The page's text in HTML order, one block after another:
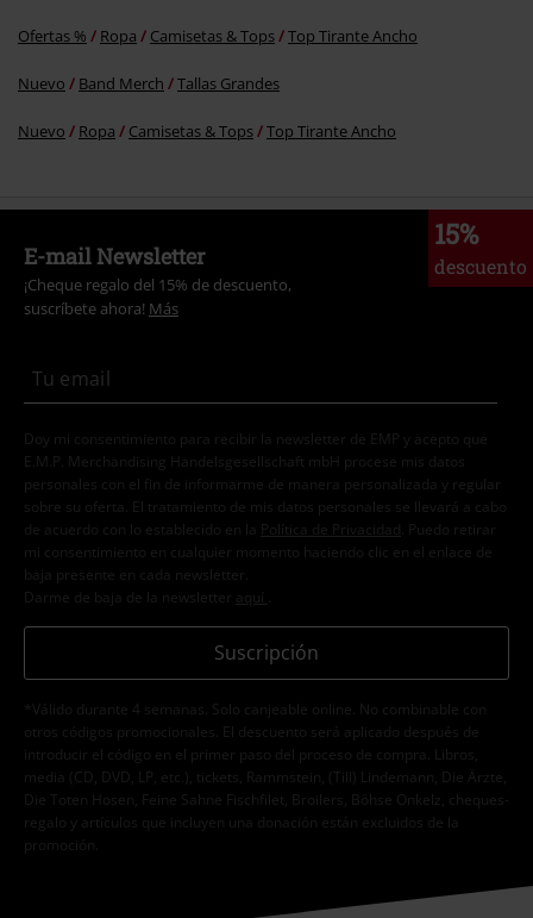
Ofertas % Ropa Camisetas & Tops Top Tirante Ancho
Nuevo Band Merch Tallas Grandes
Nuevo Ropa Camisetas & Tops Top Tirante Ancho
15%
descuento
E-mail Newsletter
¡Cheque regalo del 15% de descuento,
suscríbete ahora! Más
Doy mi consentimiento para recibir la newsletter de EMP y acepto que
E.M.P. Merchandising Handelsgesellschaft mbH procese mis datos
personales con el fin de informarme de manera personalizada y regular
sobre su oferta. El tratamiento de mis datos personales se llevará a cabo
de acuerdo con lo establecido en la
Política de Privacidad . Puedo retirar
mi consentimiento en cualquier momento haciendo clic en el enlace de
baja presente en cada newsletter.
Darme de baja de la newsletter
aquí
Suscripción
*Válido durante 4 semanas. Solo canjeable online. No combinable con
otros códigos promocionales. El descuento será aplicado después de
introducir el código en el primer paso del proceso de compra. Libros,
media (CD, DVD, LP, etc.), tickets, Rammstein, (Till) Lindemann, Die Ärzte,
Die Toten Hosen, Feine Sahne Fischfilet, Broilers, Böhse Onkelz, cheques-
regalo y artículos que incluyen una donación están excluidos de la
promoción.